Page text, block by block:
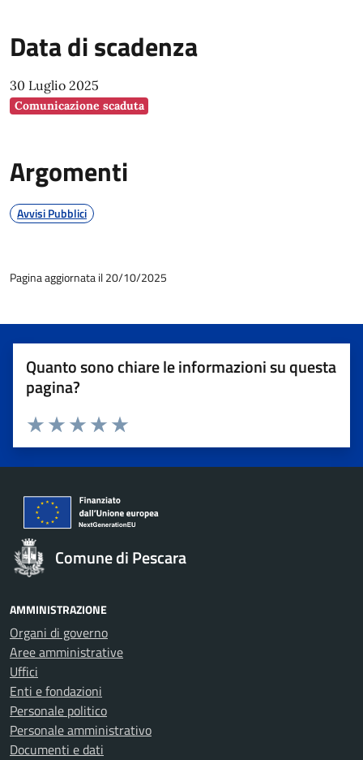
Data di scadenza
30 Luglio 2025
Comunicazione scaduta
Argomenti
Avvisi Pubblici
Pagina aggiornata il 20/10/2025
Quanto sono chiare le informazioni su questa
pagina?
Valuta 5 stelle su 5
Valuta 4 stelle su 5
Valuta 3 stelle su 5
Valuta 2 stelle su 5
Valuta 1 stelle su 5
Comune di Pescara
AMMINISTRAZIONE
Organi di governo
Aree amministrative
Uffici
Enti e fondazioni
Personale politico
Personale amministrativo
Documenti e dati